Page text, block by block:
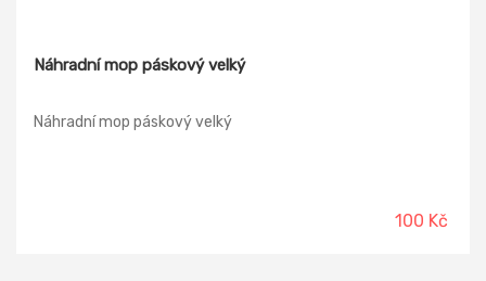
Náhradní mop páskový velký
Náhradní mop páskový velký
100 Kč